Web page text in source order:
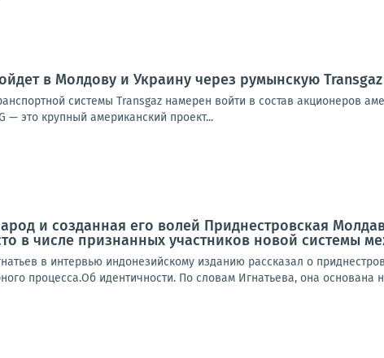
в Молдову и Украину через румынскую Transgaz
системы Transgaz намерен войти в состав акционеров
— это крупный американский проект...
и созданная его волей Приднестровская
в числе признанных участников новой системы
в интервью индонезийскому изданию рассказал о
процесса.Об идентичности. По словам Игнатьева, она основана